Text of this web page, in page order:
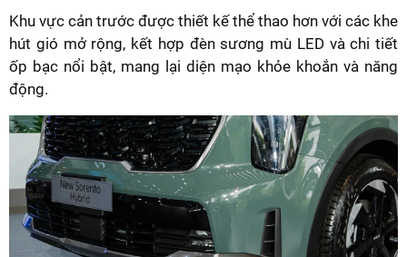
Khu vực cản trước được thiết kế thể thao hơn với các khe
hút gió mở rộng, kết hợp đèn sương mù LED và chi tiết
ốp bạc nổi bật, mang lại diện mạo khỏe khoắn và năng
động.